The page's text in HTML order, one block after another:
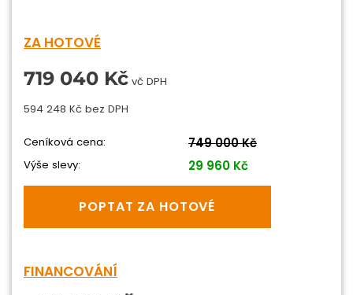
ZA HOTOVÉ
719 040 Kč vč DPH
594 248 Kč bez DPH
Ceníková cena: 749 000 Kč
Výše slevy: 29 960 Kč
POPTAT ZA HOTOVÉ
FINANCOVÁNÍ